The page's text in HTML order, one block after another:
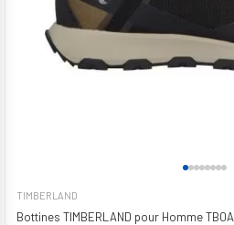
TIMBERLAND
Bottines TIMBERLAND pour Homme TB0A41W7 WINSOR TRAIL MID